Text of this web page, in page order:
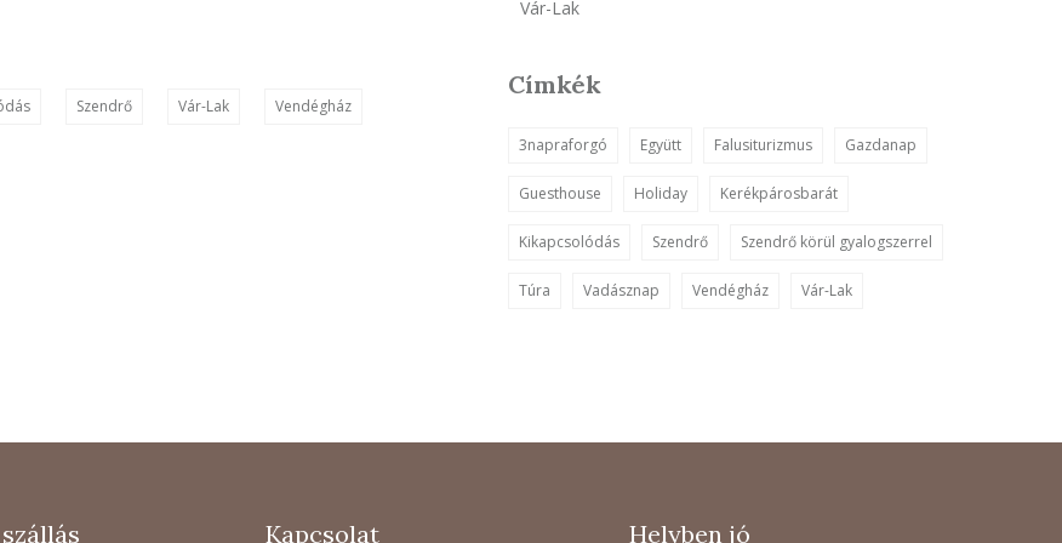
Szendrő Vár-Lak Vendégház
Vár-Lak
Címkék
3napraforgó Együtt Falusiturizmus Gazdanap
Guesthouse Holiday Kerékpárosbarát
Kikapcsolódás Szendrő Szendrő körül gyalogszerrel
Túra Vadásznap Vendégház Vár-Lak
Kapcsolat Helyben jó